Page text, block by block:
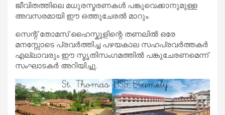
ജീവിതത്തിലെ മധുരസ്മരണകൾ പങ്കുവെക്കാനുമുള്ള
അവസരമായി ഈ ഒത്തുചേരൽ മാറും.
സെന്റ് തോമസ് ഹൈസ്കൂളിന്റെ തണലിൽ ഒരേ
മനസ്സോടെ പ്രവർത്തിച്ച പഴയകാല സഹപ്രവർത്തകർ
എല്ലാവരും ഈ സ്മൃതിസംഗമത്തിൽ പങ്കുചേരണമെന്ന്
സംഘാടകർ അറിയിച്ചു.